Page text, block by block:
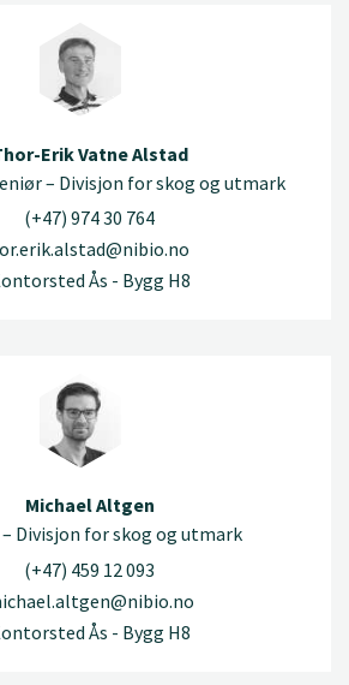
Erik Vatne Alstad
– Divisjon for skog og utmark
(+47) 974 30 764
Ås - Bygg H8
Michael Altgen
Divisjon for skog og utmark
(+47) 459 12 093
Ås - Bygg H8